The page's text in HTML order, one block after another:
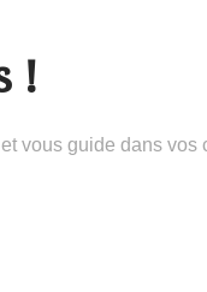
!
guide dans vos